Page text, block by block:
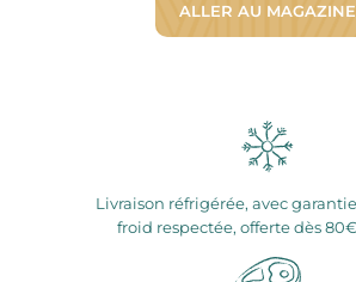
ALLER AU MAGAZINE
Livraison réfrigérée, avec
froid respectée, offerte dès